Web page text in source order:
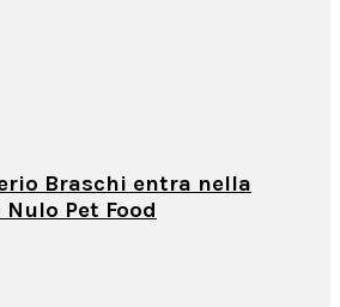
Braschi entra nella
Pet Food